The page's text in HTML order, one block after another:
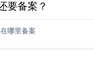
要备案？
哪里备案